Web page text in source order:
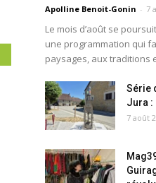
Apolline Benoit-Gonin - 7
Le mois d’août se
une programmation qui
paysages, aux traditions
Série
Jura :
7 août